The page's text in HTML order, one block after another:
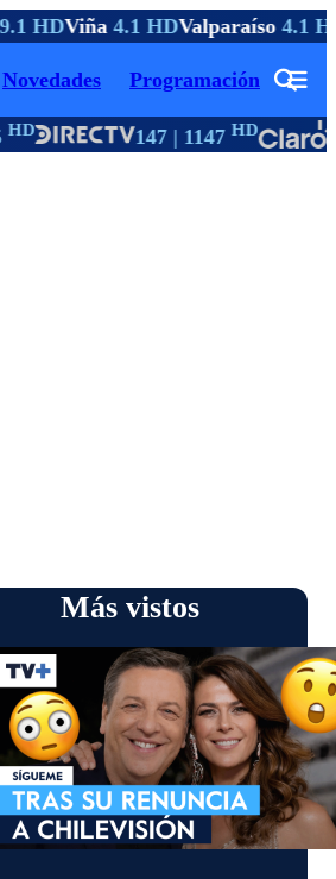
HDViña4.1 HDValparaíso4.1 HD
Novedades Programación
147 | 1147HD
Más vistos